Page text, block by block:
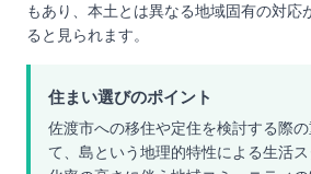
もあり、本土とは異なる地域固有の対応
ると見られます。
住まい選びのポイント
佐渡市への移住や定住を検討する際
て、島という地理的特性による生活